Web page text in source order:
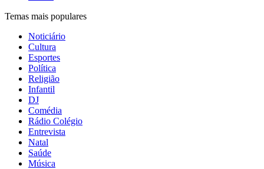
Temas mais populares
Noticiário
Cultura
Esportes
Política
Religião
Infantil
DJ
Comédia
Rádio Colégio
Entrevista
Natal
Saúde
Música